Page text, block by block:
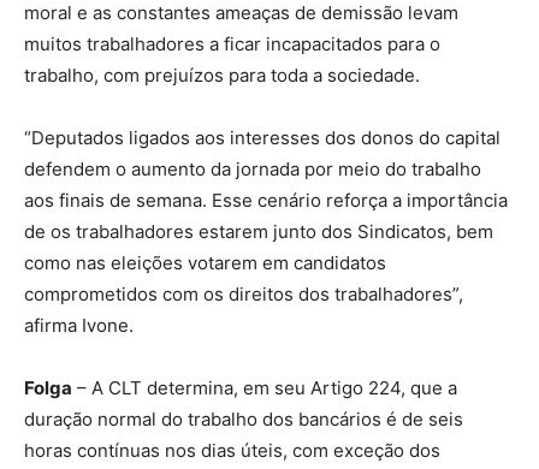
moral e as constantes ameaças de demissão levam
muitos trabalhadores a ficar incapacitados para o
trabalho, com prejuízos para toda a sociedade.
“Deputados ligados aos interesses dos donos do capital
defendem o aumento da jornada por meio do trabalho
aos finais de semana. Esse cenário reforça a importância
de os trabalhadores estarem junto dos Sindicatos, bem
como nas eleições votarem em candidatos
comprometidos com os direitos dos trabalhadores”,
afirma Ivone.
Folga – A CLT determina, em seu Artigo 224, que a
duração normal do trabalho dos bancários é de seis
horas contínuas nos dias úteis, com exceção dos